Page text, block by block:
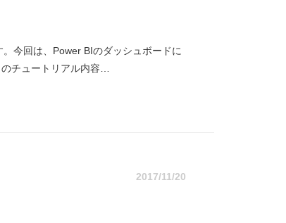
今回は、Power BIのダッシュボードに
チュートリアル内容…
2017/11/20